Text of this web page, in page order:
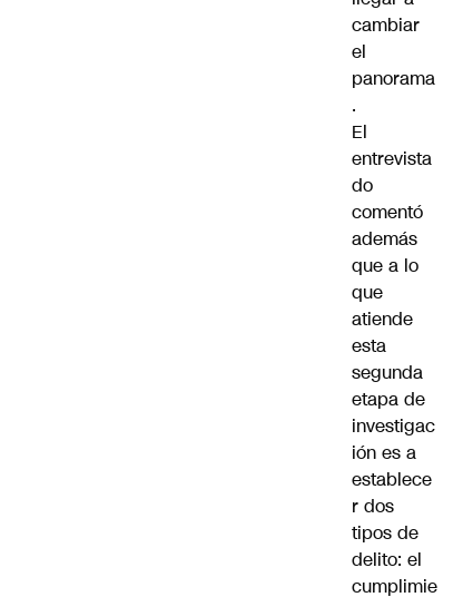
cambiar
el
panorama
.
El
entrevista
do
comentó
además
que a lo
que
atiende
esta
segunda
etapa de
investigac
ión es a
establece
r dos
tipos de
delito: el
cumplimie